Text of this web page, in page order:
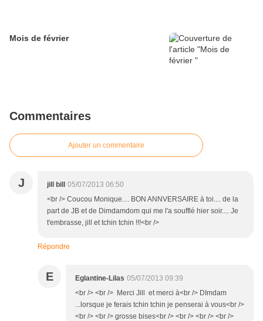
Mois de février
Commentaires
Ajouter un commentaire
J jill bill 05/07/2013 06:50
<br /> Coucou Monique.... BON ANNVERSAIRE à toi.... de la
part de JB et de Dimdamdom qui me l'a soufflé hier soir.... Je
t'embrasse, jill et tchin tchin !!!<br />
Répondre
E Eglantine-Lilas 05/07/2013 09:39
<br /> <br /> Merci Jill et merci à<br /> DImdam
...lorsque je ferais tchin tchin je penserai à vous<br />
<br /> <br /> grosse bises<br /> <br /> <br /> <br />